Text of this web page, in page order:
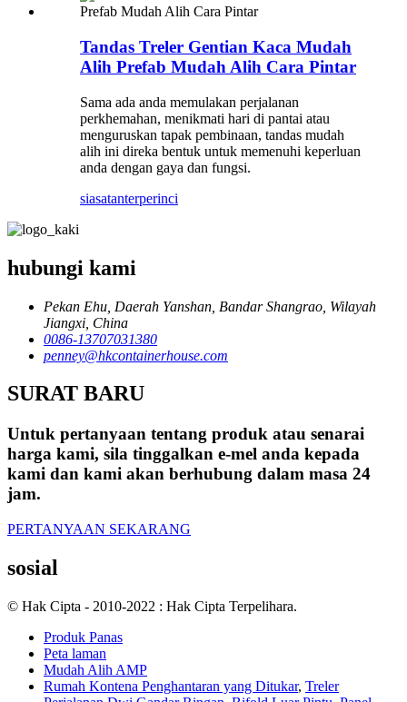
Tandas Treler Gentian Kaca Mudah
Alih Prefab Mudah Alih Cara Pintar
Sama ada anda memulakan perjalanan
perkhemahan, menikmati hari di pantai atau
menguruskan tapak pembinaan, tandas mudah
alih ini direka bentuk untuk memenuhi keperluan
anda dengan gaya dan fungsi.
siasatanterperinci
hubungi kami
Pekan Ehu, Daerah Yanshan, Bandar Shangrao, Wilayah
Jiangxi, China
0086-13707031380
penney@hkcontainerhouse.com
SURAT BARU
Untuk pertanyaan tentang produk atau senarai
harga kami, sila tinggalkan e-mel anda kepada
kami dan kami akan berhubung dalam masa 24
jam.
PERTANYAAN SEKARANG
sosial
© Hak Cipta - 2010-2022 : Hak Cipta Terpelihara.
Produk Panas
Peta laman
Mudah Alih AMP
Rumah Kontena Penghantaran yang Ditukar, Treler